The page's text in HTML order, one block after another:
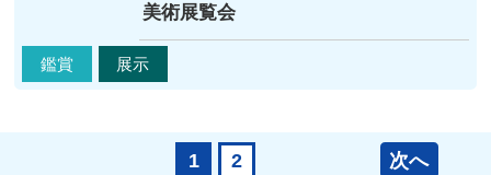
美術展覧会
鑑賞 展示
1 2 次へ